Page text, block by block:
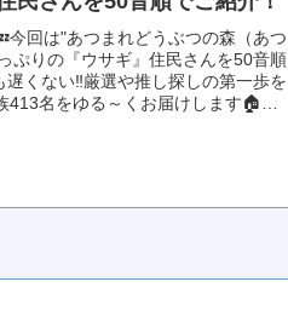
今回は"あつまれどうぶつの森（あつ
ぷりの『ウサギ』住民さんを50音順
くない‼️厳選や推し探しの第一歩を
413名をゆる～くお届けします🏠